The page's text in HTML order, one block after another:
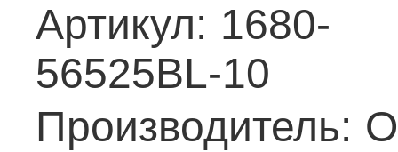
Артикул: 1680-
56525BL-10
Производитель: